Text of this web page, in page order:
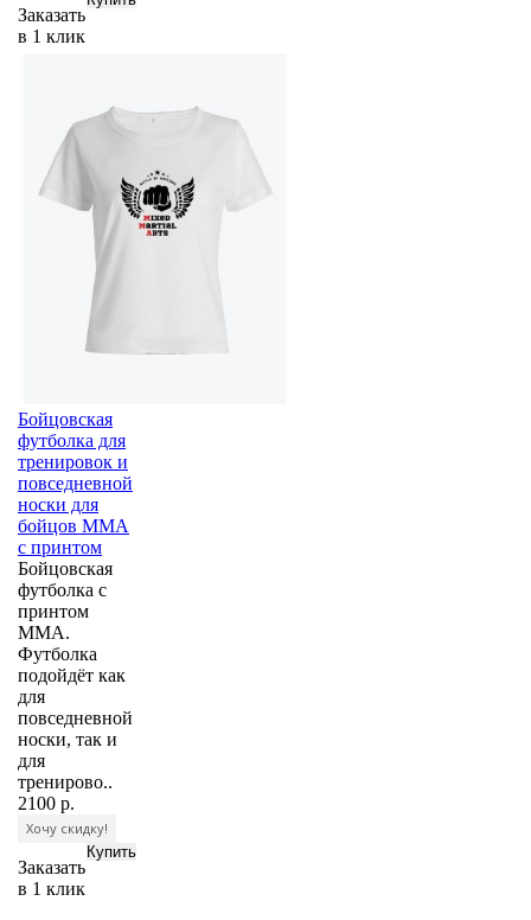
Заказать
в 1 клик
Бойцовская
футболка для
тренировок и
повседневной
носки для
бойцов ММА
с принтом
Бойцовская
футболка с
принтом
MMA.
Футболка
подойдёт как
для
повседневной
носки, так и
для
тренирово..
2100 р.
Хочу скидку!
Заказать
в 1 клик